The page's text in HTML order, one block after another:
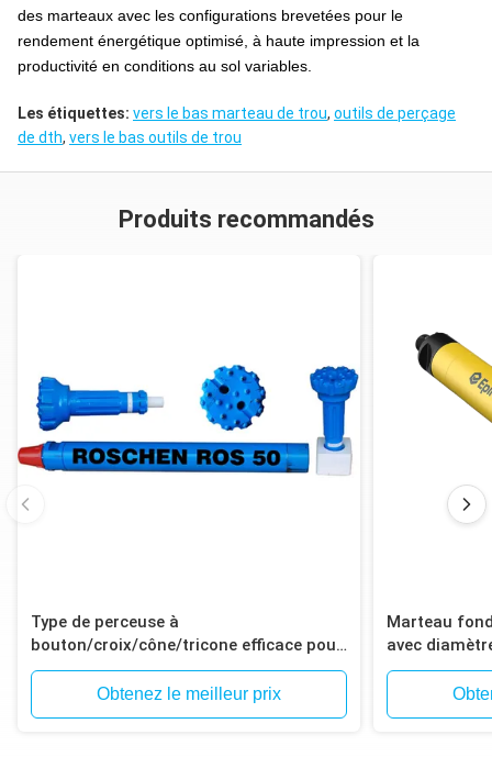
des marteaux avec les configurations brevetées pour le
rendement énergétique optimisé, à haute impression et la
productivité en conditions au sol variables.
Les étiquettes: vers le bas marteau de trou, outils de perçage
de dth, vers le bas outils de trou
Produits recommandés
Type de perceuse à
bouton/croix/cône/tricone efficace pour
le forage au marteau
Obtenez le meilleur prix
Marteau
avec
à 12
de mine de